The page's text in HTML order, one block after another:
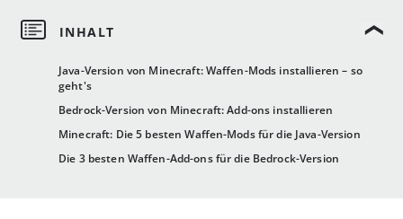
Java-Version von Minecraft: Waffen-Mods installieren – so
geht's
Bedrock-Version von Minecraft: Add-ons installieren
Minecraft: Die 5 besten Waffen-Mods für die Java-Version
Die 3 besten Waffen-Add-ons für die Bedrock-Version